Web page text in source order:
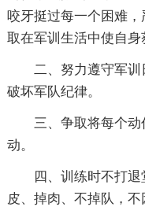
咬牙挺过每一个困难
取在军训生活中使自身
二、努力遵守军训
破坏军队纪律。
三、争取将每个动
动。
四、训练时不打退
皮、掉肉、不掉队，不